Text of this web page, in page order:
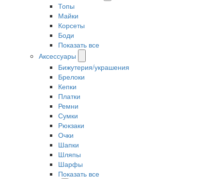
Топы
Майки
Корсеты
Боди
Показать все
Аксессуары
Бижутерия/украшения
Брелоки
Кепки
Платки
Ремни
Сумки
Рюкзаки
Очки
Шапки
Шляпы
Шарфы
Показать все